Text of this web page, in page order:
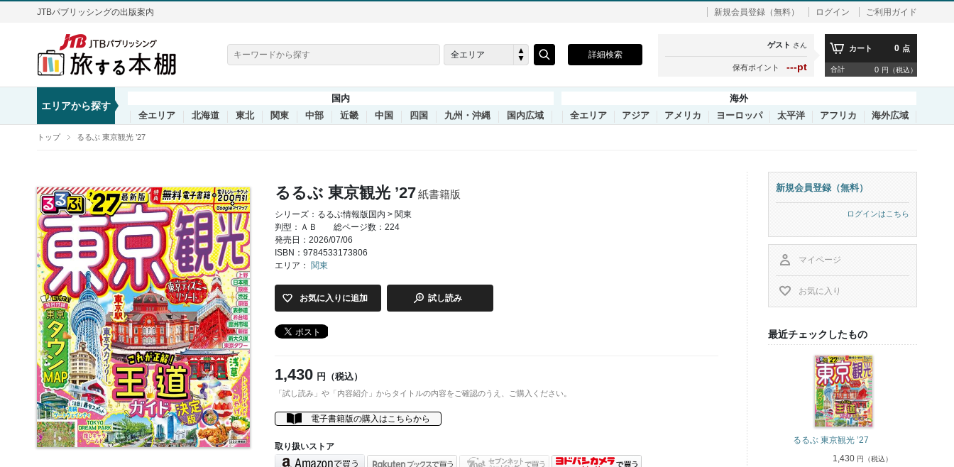
JTBパブリッシングの出版案内 新規会員登録（無料） ログイン ご利用ガイド
全エリア 詳細検索
ゲスト さん
保有ポイント ---pt
カート 0 点
合計 0 円（税込）
エリアから探す
国内
全エリア
北海道 東北 関東 中部 近畿 中国 四国 九州・沖縄 国内広域
海外
全エリア
アジア アメリカ ヨーロッパ 太平洋 アフリカ 海外広域
トップ るるぶ 東京観光 ’27
るるぶ 東京観光 ’27紙書籍版
シリーズ：るるぶ情報版国内 > 関東
判型：ＡＢ
総ページ数：224
発売日：2026/07/06
ISBN：9784533173806
エリア： 関東
お気に入りに追加 試し読み
1,430 円（税込）
「試し読み」や「内容紹介」からタイトルの内容をご確認のうえ、ご購入ください。
電子書籍版の購入はこちらから
取り扱いストア
新規会員登録（無料）
ログインはこちら
マイページ
お気に入り
最近チェックしたもの
るるぶ 東京観光 ’27
1,430 円（税込）